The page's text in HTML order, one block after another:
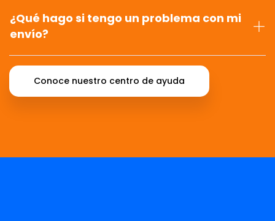
¿Qué hago si tengo un problema con mi
envío?
Conoce nuestro centro de ayuda